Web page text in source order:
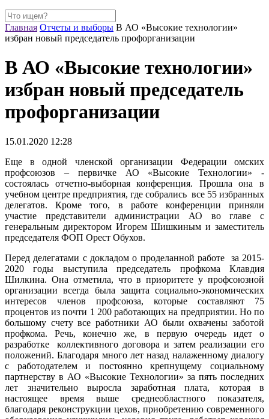
Главная Отчеты и выборы В АО «Высокие технологии»
избран новый председатель профорганизации
В АО «Высокие технологии»
избран новый председатель
профорганизации
15.01.2020 12:28
Еще в одной членской организации Федерации омских
профсоюзов – первичке АО «Высокие Технологии» -
состоялась отчетно-выборная конференция. Прошла она в
учебном центре предприятия, где собрались все 55 избранных
делегатов. Кроме того, в работе конференции приняли
участие представители администрации АО во главе с
генеральным директором Игорем Шишкиным и заместитель
председателя ФОП Орест Обухов.
Перед делегатами с докладом о проделанной работе за 2015-
2020 годы выступила председатель профкома Клавдия
Шилкина. Она отметила, что в приоритете у профсоюзной
организации всегда была защита социально-экономических
интересов членов профсоюза, которые составляют 75
процентов из почти 1 200 работающих на предприятии. Но по
большому счету все работники АО были охвачены заботой
профкома. Речь, конечно же, в первую очередь идет о
разработке коллективного договора и затем реализации его
положений. Благодаря много лет назад налаженному диалогу
с работодателем и постоянно крепнущему социальному
партнерству в АО «Высокие Технологии» за пять последних
лет значительно выросла заработная плата, которая в
настоящее время выше среднеобластного показателя,
благодаря реконструкции цехов, приобретению современного